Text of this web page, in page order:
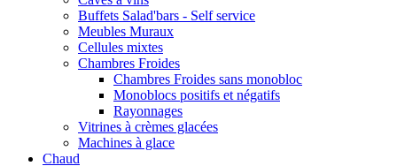
Buffets Salad'bars - Self service
Meubles Muraux
Cellules mixtes
Chambres Froides
Chambres Froides sans monobloc
Monoblocs positifs et négatifs
Rayonnages
Vitrines à crèmes glacées
Machines à glace
Chaud